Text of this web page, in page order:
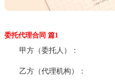
委托代理合同 篇1
甲方（委托人）：
乙方（代理机构）：